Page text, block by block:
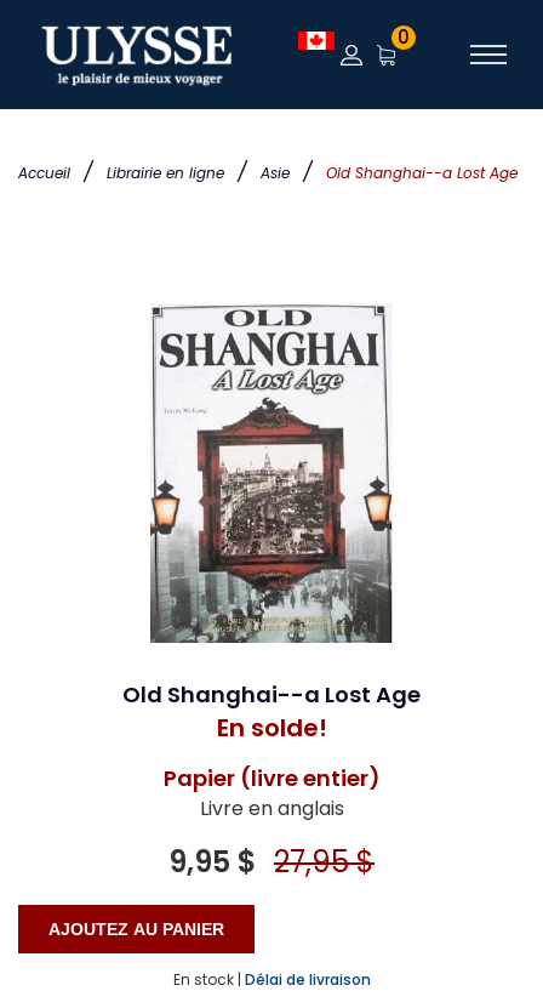
Accueil / Librairie en ligne / Asie / Old Shanghai--a Lost Age
0
Old Shanghai--a Lost Age
En solde!
Papier (livre entier)
Livre en anglais
9,95 $ 27,95 $
En stock | Délai de livraison